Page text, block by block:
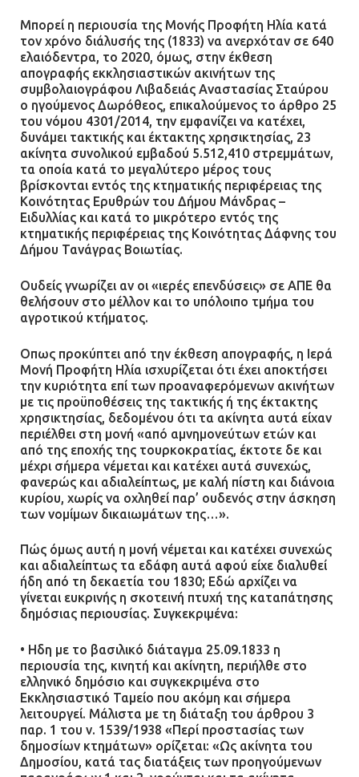
Μπορεί η περιουσία της Μονής Προφήτη Ηλία κατά
τον χρόνο διάλυσής της (1833) να ανερχόταν σε 640
ελαιόδεντρα, το 2020, όμως, στην έκθεση
απογραφής εκκλησιαστικών ακινήτων της
συμβολαιογράφου Λιβαδειάς Αναστασίας Σταύρου
ο ηγούμενος Δωρόθεος, επικαλούμενος το άρθρο 25
του νόμου 4301/2014, την εμφανίζει να κατέχει,
δυνάμει τακτικής και έκτακτης χρησικτησίας, 23
ακίνητα συνολικού εμβαδού 5.512,410 στρεμμάτων,
τα οποία κατά το μεγαλύτερο μέρος τους
βρίσκονται εντός της κτηματικής περιφέρειας της
Κοινότητας Ερυθρών του Δήμου Μάνδρας –
Ειδυλλίας και κατά το μικρότερο εντός της
κτηματικής περιφέρειας της Κοινότητας Δάφνης του
Δήμου Τανάγρας Βοιωτίας.
Ουδείς γνωρίζει αν οι «ιερές επενδύσεις» σε ΑΠΕ θα
θελήσουν στο μέλλον και το υπόλοιπο τμήμα του
αγροτικού κτήματος.
Οπως προκύπτει από την έκθεση απογραφής, η Ιερά
Μονή Προφήτη Ηλία ισχυρίζεται ότι έχει αποκτήσει
την κυριότητα επί των προαναφερόμενων ακινήτων
με τις προϋποθέσεις της τακτικής ή της έκτακτης
χρησικτησίας, δεδομένου ότι τα ακίνητα αυτά είχαν
περιέλθει στη μονή «από αμνημονεύτων ετών και
από της εποχής της τουρκοκρατίας, έκτοτε δε και
μέχρι σήμερα νέμεται και κατέχει αυτά συνεχώς,
φανερώς και αδιαλείπτως, με καλή πίστη και διάνοια
κυρίου, χωρίς να οχληθεί παρ’ ουδενός στην άσκηση
των νομίμων δικαιωμάτων της…».
Πώς όμως αυτή η μονή νέμεται και κατέχει συνεχώς
και αδιαλείπτως τα εδάφη αυτά αφού είχε διαλυθεί
ήδη από τη δεκαετία του 1830; Εδώ αρχίζει να
γίνεται ευκρινής η σκοτεινή πτυχή της καταπάτησης
δημόσιας περιουσίας. Συγκεκριμένα:
• Ηδη με το βασιλικό διάταγμα 25.09.1833 η
περιουσία της, κινητή και ακίνητη, περιήλθε στο
ελληνικό δημόσιο και συγκεκριμένα στο
Εκκλησιαστικό Ταμείο που ακόμη και σήμερα
λειτουργεί. Μάλιστα με τη διάταξη του άρθρου 3
παρ. 1 του ν. 1539/1938 «Περί προστασίας των
δημοσίων κτημάτων» ορίζεται: «Ως ακίνητα του
Δημοσίου, κατά τας διατάξεις των προηγούμενων